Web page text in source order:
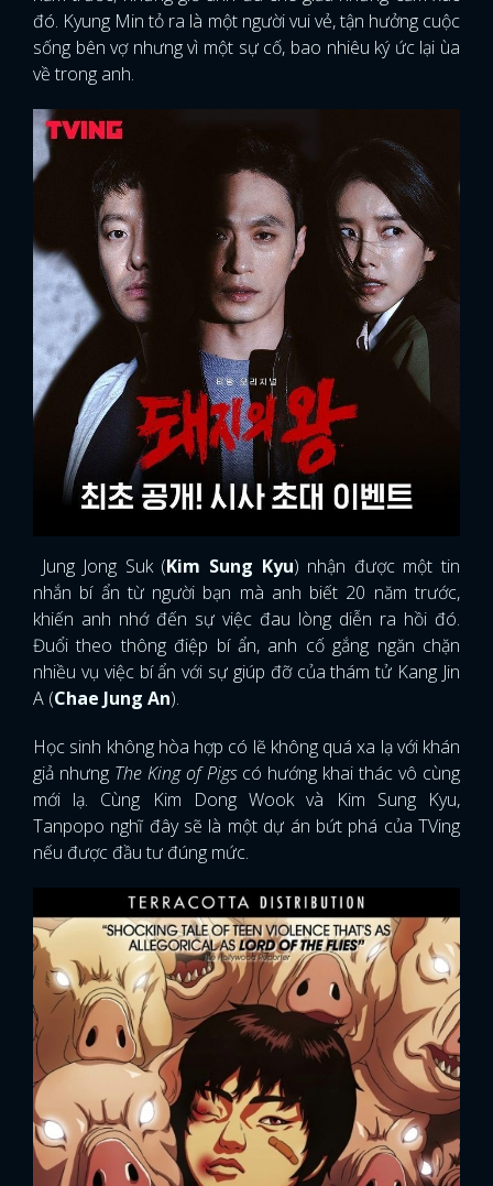
đó. Kyung Min tỏ ra là một người vui vẻ, tận hưởng cuộc
sống bên vợ nhưng vì một sự cố, bao nhiêu ký ức lại ùa
về trong anh.
Jung Jong Suk (Kim Sung Kyu) nhận được một tin
nhắn bí ẩn từ người bạn mà anh biết 20 năm trước,
khiến anh nhớ đến sự việc đau lòng diễn ra hồi đó.
Đuổi theo thông điệp bí ẩn, anh cố gắng ngăn chặn
nhiều vụ việc bí ẩn với sự giúp đỡ của thám tử Kang Jin
A (Chae Jung An).
Học sinh không hòa hợp có lẽ không quá xa lạ với khán
giả nhưng The King of Pigscó hướng khai thác vô cùng
mới lạ. Cùng Kim Dong Wook và Kim Sung Kyu,
Tanpopo nghĩ đây sẽ là một dự án bứt phá của TVing
nếu được đầu tư đúng mức.